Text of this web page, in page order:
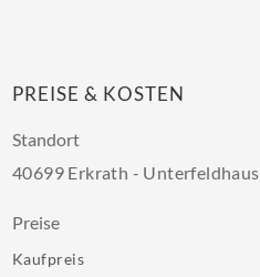
PREISE & KOSTEN
Standort
40699 Erkrath - Unterfeldhaus
Preise
Kaufpreis